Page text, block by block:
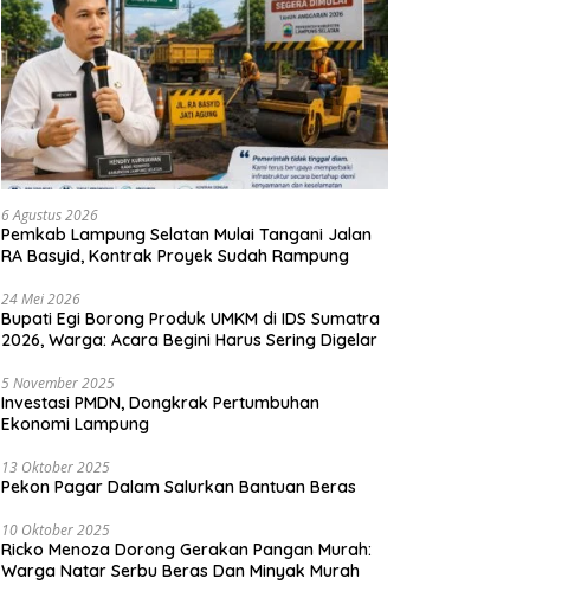
6 Agustus 2026
Pemkab Lampung Selatan Mulai Tangani Jalan
RA Basyid, Kontrak Proyek Sudah Rampung
24 Mei 2026
Bupati Egi Borong Produk UMKM di IDS Sumatra
2026, Warga: Acara Begini Harus Sering Digelar
5 November 2025
Investasi PMDN, Dongkrak Pertumbuhan
Ekonomi Lampung
13 Oktober 2025
Pekon Pagar Dalam Salurkan Bantuan Beras
10 Oktober 2025
Ricko Menoza Dorong Gerakan Pangan Murah:
Warga Natar Serbu Beras Dan Minyak Murah